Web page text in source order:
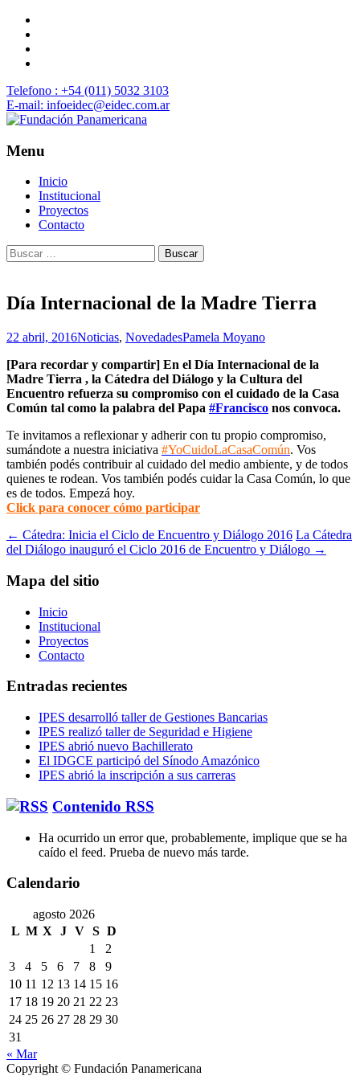
Telefono : +54 (011) 5032 3103
E-mail: infoeidec@eidec.com.ar
Menu
Skip
content
Inicio
Institucional
Proyectos
Contacto
Buscar:
Día Internacional de la Madre Tierra
22 abril, 2016Noticias, NovedadesPamela Moyano
[Para recordar y compartir] En el Día Internacional de la
Madre Tierra , la Cátedra del Diálogo y la Cultura del
Encuentro refuerza su compromiso con el cuidado de la Casa
Común tal como la palabra del Papa ‪#‎Francisco‬ nos convoca.
Te invitamos a reflexionar y adherir con tu propio compromiso,
sumándote a nuestra iniciativa #‎YoCuidoLaCasaComún‬. Vos
también podés contribuir al cuidado del medio ambiente, y de todos
quienes te rodean. Vos también podés cuidar la Casa Común, lo que
es de todos. Empezá hoy.
Click para conocer cómo participar
Post
navigation
← Cátedra: Inicia el Ciclo de Encuentro y Diálogo 2016 La Cátedra
del Diálogo inauguró el Ciclo 2016 de Encuentro y Diálogo →
Mapa del sitio
Inicio
Institucional
Proyectos
Contacto
Entradas recientes
IPES desarrolló taller de Gestiones Bancarias
IPES realizó taller de Seguridad e Higiene
IPES abrió nuevo Bachillerato
El IDGCE participó del Sínodo Amazónico
IPES abrió la inscripción a sus carreras
Contenido RSS
Ha ocurrido un error que, probablemente, implique que se ha
caído el feed. Prueba de nuevo más tarde.
Calendario
agosto 2026
L M X J V S D
1
2
3
4 5 6 7 8
9
10 11 12 13 14 15 16
17 18 19 20 21 22 23
24 25 26 27 28 29 30
31
« Mar
Copyright © Fundación Panamericana